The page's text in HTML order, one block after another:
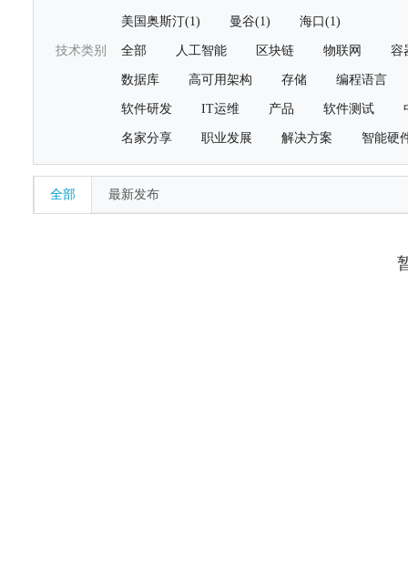
美国奥斯汀(1) 曼谷(1) 海口(1)
技术类别 全部 人工智能 区块链 物联网 容
数据库 高可用架构 存储 编程语言
软件研发 IT运维 产品 软件测试
名家分享 职业发展 解决方案 智能硬
全部 最新发布